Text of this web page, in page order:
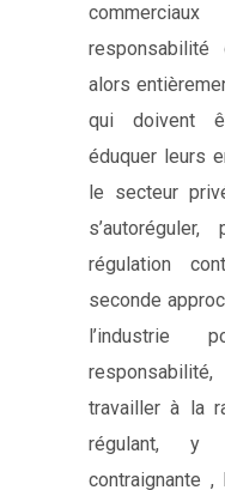
alors
qui doivent
éduquer leurs
le secteur
régulation
seconde
l’industrie
travailler à la
régulant, y
contraignante